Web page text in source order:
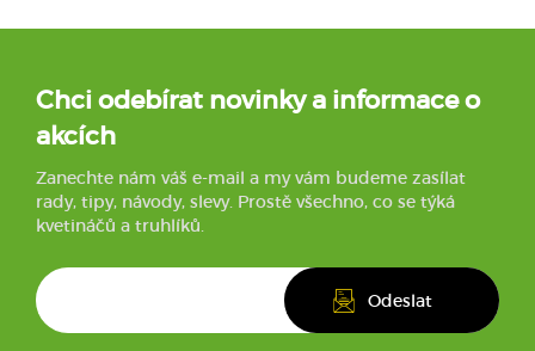
Chci odebírat novinky a informace o
akcích
Zanechte nám váš e-mail a my vám budeme zasílat
rady, tipy, návody, slevy. Prostě všechno, co se týká
kvetináčů a truhlíků.